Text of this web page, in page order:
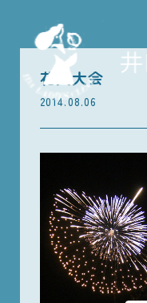
花火大会
2014.08.06